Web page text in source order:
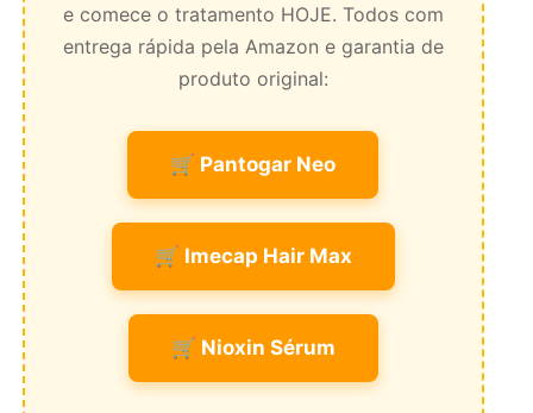
e comece o tratamento HOJE. Todos com
entrega rápida pela Amazon e garantia de
produto original:
🛒 Pantogar Neo
🛒 Imecap Hair Max
🛒 Nioxin Sérum